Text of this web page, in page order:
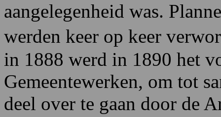
aangelegenheid was.
werden keer op keer
in 1888 werd in 1890 het
Gemeentewerken, om tot
deel over te gaan door de